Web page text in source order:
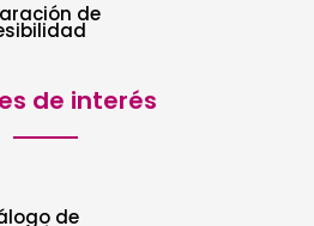
de
de interés
de